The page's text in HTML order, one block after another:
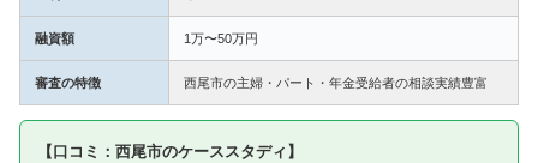
融資額 1万〜50万円
審査の特徴 西尾市の主婦・パート・年金受給者の相談実績豊富
【口コミ：西尾市のケーススタディ】